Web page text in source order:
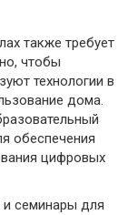
также требует
чтобы
технологии в
дома.
обеспечения
цифровых
и семинары для